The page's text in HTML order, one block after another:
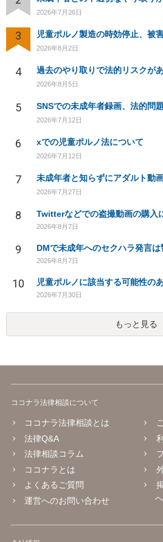
2026年7月26日
3 児童ポルノ製造の時効停止、被
2026年8月2日
4 過去のやり取りで法的リスクが
2026年8月5日
5
2026年7月12日
6 xでの児童ポルノ法について
2026年7月12日
7 未成年者と知らずにアダルト動
2026年7月27日
8 Twitterなどでの盗撮動画の購入
2026年8月7日
9
2026年8月7日
10
2026年7月30日
もっと見る
ココナラ法律相談について
ココナラ法律相談とは
法律Q&A
法律相談コラム
ココナラとは
よくあるご質問
運営へのお問い合わせ
へ